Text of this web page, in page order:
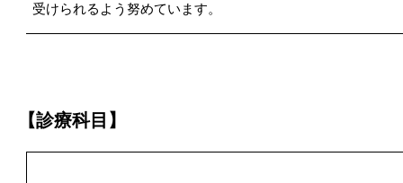
受けられるよう努めています。
【診療科目】